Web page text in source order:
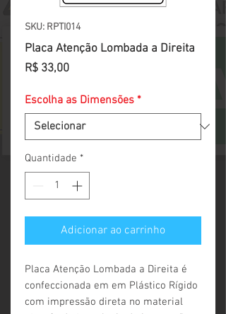
SKU: RPTI014
Placa Atenção Lombada a Direita
R$ 33,00Preço
Escolha as Dimensões *
Quantidade *
Adicionar ao carrinho
Placa Atenção Lombada a Direita é
confeccionada em em Plástico Rígido
com impressão direta no material